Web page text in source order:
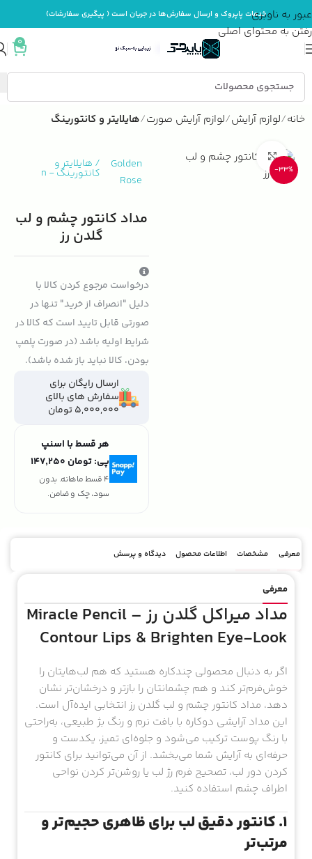
عبور به ناوبری
رفتن به محتوای اصلی
خدمات پاپروک و ارسال سفارش‌ها در جریان است ( پیگیری سفارشات)
0
خانه لوازم آرایش لوازم آرایش صورت هایلایتر و کانتورینگ
-33%
بزرگنمایی تصویر
Golden
Rose
/ هایلایتر و
کانتورینگ-
n
مداد کانتور چشم و لب
گلدن رز
درخواست مرجوع کردن کالا با
دلیل "انصراف از خرید" تنها در
صورتی قابل تایید است که کالا در
شرایط اولیه باشد (در صورت پلمپ
بودن، کالا نباید باز شده باشد).
ارسال رایگان برای
سفارش های بالای
5,000,000 تومان
هر قسط با اسنپ
پی:تومان ۱۴۷٬۲۵۰
4 قسط ماهانه. بدون
سود، چک و ضامن.
معرفی مشخصات اطلاعات محصول دیدگاه و پرسش
معرفی
مداد میراکل گلدن رز – Miracle Pencil
Contour Lips & Brighten Eye-Look
اگر به دنبال محصولی چندکاره هستید که هم لب‌هایتان را
خوش‌فرم‌تر کند و هم چشمانتان را بازتر و درخشان‌تر نشان
دهد، مداد کانتور چشم و لب گلدن رز انتخابی ایده‌آل است.
این مداد آرایشی دوکاره با بافت نرم و رنگ بژ طبیعی، به‌راحتی
با رنگ پوست ترکیب می‌شود و جلوه‌ای تمیز، یکدست و
حرفه‌ای به آرایش شما می‌بخشد. از آن می‌توانید برای کانتور
کردن دور لب، تصحیح فرم رژ لب یا روشن‌تر کردن نواحی
اطراف چشم استفاده کنید.
۱. کانتور دقیق لب برای ظاهری حجیم‌تر و
مرتب‌تر